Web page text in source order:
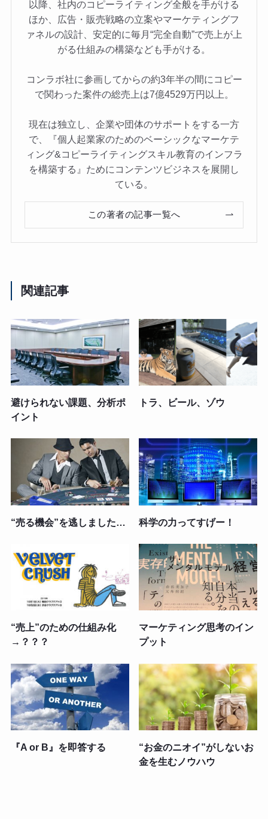
以降、社内のコピーライティング全般を手がける
ほか、広告・販売戦略の立案やマーケティングフ
ァネルの設計、安定的に毎月“完全自動”で売上が上
がる仕組みの構築なども手がける。
コンラボ社に参画してからの約3年半の間にコピー
で関わった案件の総売上は7億4529万円以上。
現在は独立し、企業や団体のサポートをする一方
で、『個人起業家のためのベーシックなマーケテ
ィング&コピーライティングスキル教育のインフラ
を構築する』ためにコンテンツビジネスを展開し
ている。
この著者の記事一覧へ
関連記事
避けられない課題、分析ポ
イント
トラ、ビール、ゾウ
“売る機会”を逃しました… 科学の力ってすげー！
“売上”のための仕組み化
→？？？
マーケティング思考のイン
プット
『A or B』を即答する
“お金のニオイ”がしないお
金を生むノウハウ